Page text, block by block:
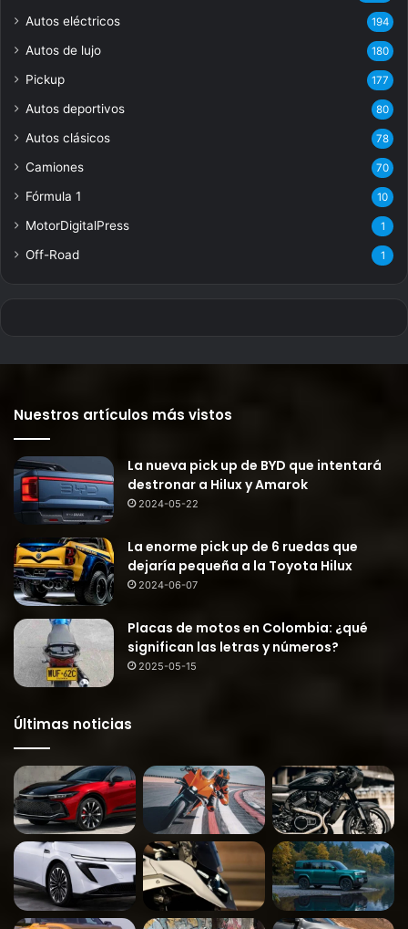
Autos eléctricos 194
Autos de lujo 180
Pickup 177
Autos deportivos 80
Autos clásicos 78
Camiones 70
Fórmula 1 10
MotorDigitalPress 1
Off-Road 1
Nuestros artículos más vistos
La nueva pick up de BYD que intentará
destronar a Hilux y Amarok
2024-05-22
La enorme pick up de 6 ruedas que
dejaría pequeña a la Toyota Hilux
2024-06-07
Placas de motos en Colombia: ¿qué
significan las letras y números?
2025-05-15
Últimas noticias